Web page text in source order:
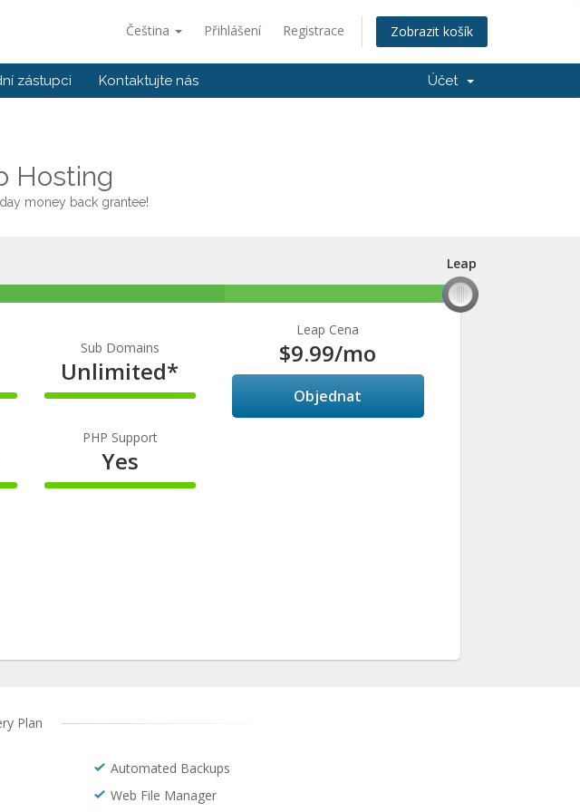
Čeština Přihlášení Registrace Zobrazit košík
zástupci Kontaktujte nás Účet
Hosting
money back grantee!
Leap
Leap
Sub Domains
Unlimited*
100%
PHP Support
Yes
100%
Leap Cena
$9.99/mo
Objednat
Plan
Automated Backups
Web File Manager